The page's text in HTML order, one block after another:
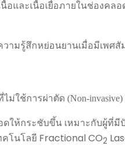
และเนื้อเยื่อภายในช่องค
ามรู้สึกหย่อนยานเมื่อมีเพศ
ใช้การผ่าตัด (Non-invasive)
ดให้กระชับขึ้น เหมาะกับผู้ที่
คโนโลยี Fractional CO2